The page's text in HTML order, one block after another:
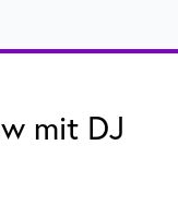
mit DJ